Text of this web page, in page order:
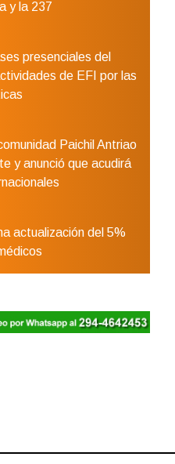
y la 237
presenciales del
de EFI por las
Paichil Antriao
y anunció que acudirá
actualización del 5%